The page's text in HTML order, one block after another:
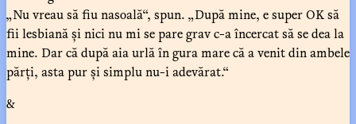
„Nu vreau să fiu nasoală“, spun. „După mine, e super OK să
fii lesbiană și nici nu mi se pare grav c-a încercat să se dea la
mine. Dar că după aia urlă în gura mare că a venit din ambele
părți, asta pur și simplu nu-i adevărat.“
&